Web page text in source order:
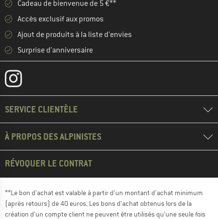
Cadeau de bienvenue de 5 €**
Accès exclusif aux promos
Ajout de produits à la liste d'envies
Surprise d'anniversaire
SERVICE CLIENTÈLE
À PROPOS DES ALPINISTES
RÉVOQUER LE CONTRAT
**Le bon d'achat est valable à partir d'un montant d'achat minimum
(après retours) de 40 euros. Les bons d'achat obtenus lors de la
création d'un compte client ne peuvent être utilisés qu'une seule fois